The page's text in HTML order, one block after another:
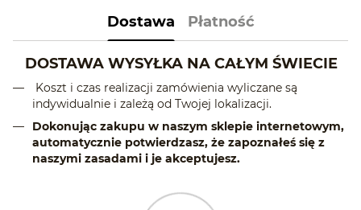
Dostawa Płatność
DOSTAWA WYSYŁKA NA CAŁYM ŚWIECIE
Koszt i czas realizacji zamówienia wyliczane są
indywidualnie i zależą od Twojej lokalizacji.
Dokonując zakupu w naszym sklepie internetowym,
automatycznie potwierdzasz, że zapoznałeś się z
naszymi zasadami i je akceptujesz.